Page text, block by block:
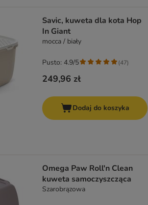
Savic, kuweta dla kota Hop
In Giant
mocca / biały
249,96 zł
Pusto: 4.9/5 (47)
Dodaj do koszyka
Omega Paw Roll'n Clean
kuweta samoczyszcząca
Szarobrązowa